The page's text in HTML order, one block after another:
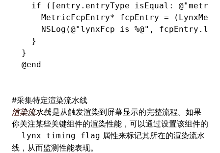
  if
([entry.entryType isEqual :
    MetricFcpEntry
* fcpEntry =
    NSLog
(@"lynxFcp is %@" , fcpEntry .
  }
}
@end
#采集特定渲染流水线
渲染流水线是从触发渲染到屏幕显示的完整流程。如果
你关注某些关键组件的渲染性能，可以通过设置该组件的
__lynx_timing_flag 属性来标记其所在的渲染流水
线，从而监测性能表现。